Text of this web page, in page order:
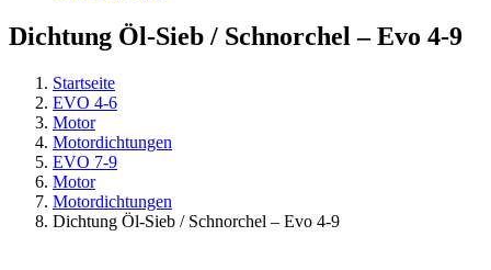
Dichtung Öl-Sieb / Schnorchel – Evo 4-9
Startseite
EVO 4-6
Motor
Motordichtungen
EVO 7-9
Motor
Motordichtungen
Dichtung Öl-Sieb / Schnorchel – Evo 4-9